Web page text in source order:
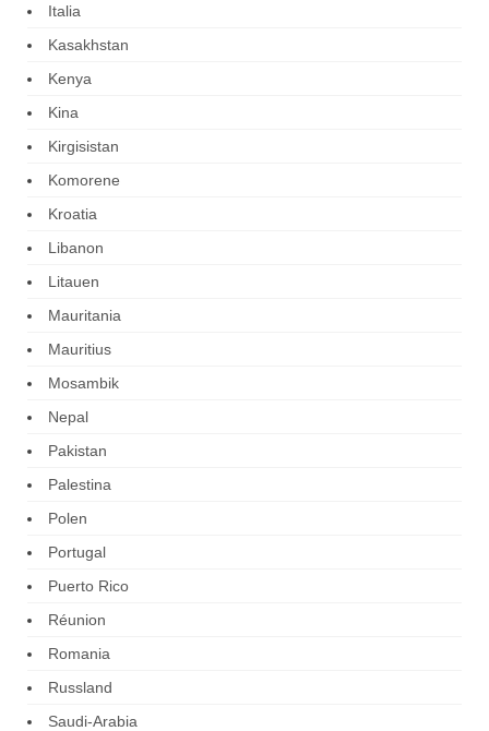
Italia
Kasakhstan
Kenya
Kina
Kirgisistan
Komorene
Kroatia
Libanon
Litauen
Mauritania
Mauritius
Mosambik
Nepal
Pakistan
Palestina
Polen
Portugal
Puerto Rico
Réunion
Romania
Russland
Saudi-Arabia